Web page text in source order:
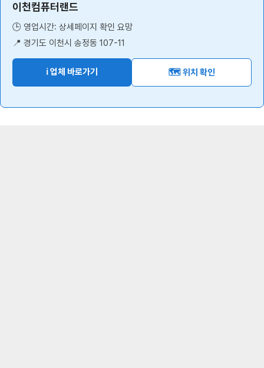
이천컴퓨터랜드
🕒 영업시간: 상세페이지 확인 요망
📍 경기도 이천시 송정동 107-11
ℹ️ 업체 바로가기 🗺️ 위치 확인